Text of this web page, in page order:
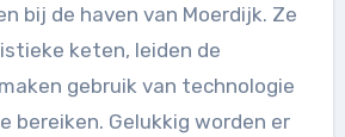
bij de haven van Moerdijk. Ze
keten, leiden de
gebruik van technologie
bereiken. Gelukkig worden er